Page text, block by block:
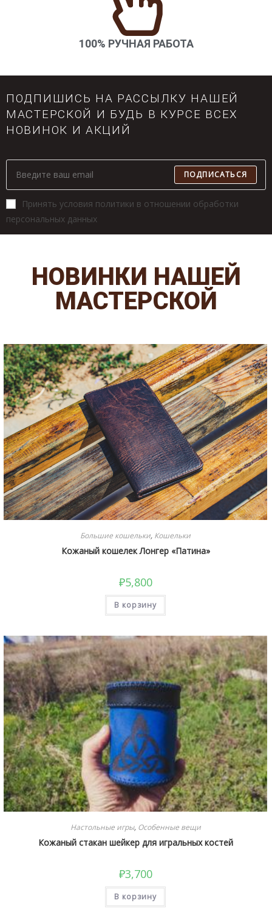
100% РУЧНАЯ РАБОТА
ПОДПИШИСЬ НА РАССЫЛКУ НАШЕЙ
МАСТЕРСКОЙ И БУДЬ В КУРСЕ ВСЕХ
НОВИНОК И АКЦИЙ​
ПОДПИСАТЬСЯ
Принять условия политики в отношении обработки
персональных данных
НОВИНКИ НАШЕЙ
МАСТЕРСКОЙ
Большие кошельки, Кошельки
Кожаный кошелек Лонгер «Патина»
₽5,800
В корзину
Настольные игры, Особенные вещи
Кожаный стакан шейкер для игральных костей
₽3,700
В корзину